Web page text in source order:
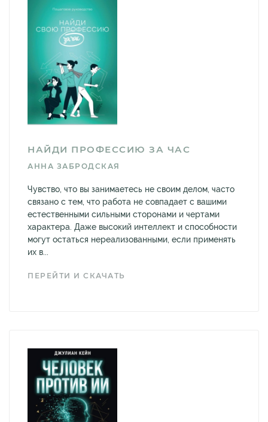
НАЙДИ ПРОФЕССИЮ ЗА ЧАС
АННА ЗАБРОДСКАЯ
Чувство, что вы занимаетесь не своим делом, часто
связано с тем, что работа не совпадает с вашими
естественными сильными сторонами и чертами
характера. Даже высокий интеллект и способности
могут остаться нереализованными, если применять
их в...
ПЕРЕЙТИ И СКАЧАТЬ